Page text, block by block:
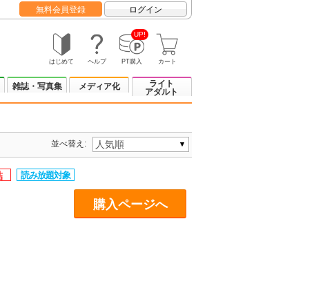
無料会員登録 ログイン
はじめて ヘルプ
UP!
PT購入 カート
雑誌・写真集 メディア化
ライト
アダルト
並べ替え:
購入ページへ